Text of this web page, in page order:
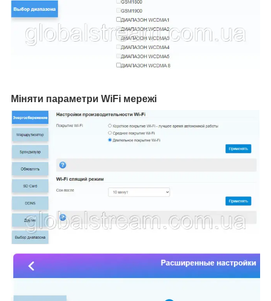
Міняти параметри WiFi мережі